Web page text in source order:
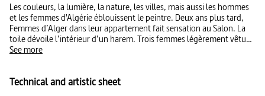
Les couleurs, la lumière, la nature, les villes, mais aussi les hommes
et les femmes d'Algérie éblouissent le peintre. Deux ans plus tard,
Femmes d’Alger dans leur appartement fait sensation au Salon. La
toile dévoile l’intérieur d’un harem. Trois femmes légèrement vêtues
dévisagent silencieusement les spectateurs. Le naturalisme de la
défaut de prendre position sur le conflit qui fait rage en Algérie et qui
See more
Technical and artistic sheet